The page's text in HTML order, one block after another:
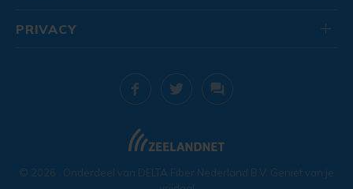
© 2026 . Onderdeel van DELTA Fiber Nederland B.V. Geniet van je
PRIVACY